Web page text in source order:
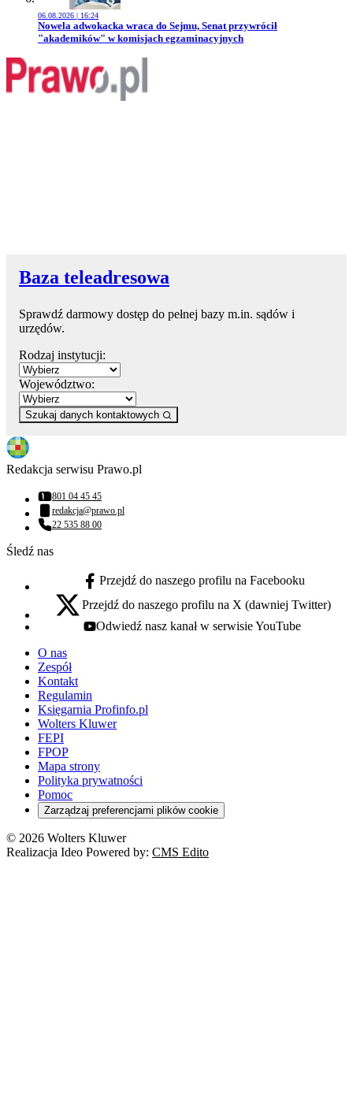
06.08.2026 | 16:24
Przejdź do artykułu:
Nowela adwokacka wraca do Sejmu, Senat przywrócił
"akademików" w komisjach egzaminacyjnych
Baza teleadresowa
Sprawdź darmowy dostęp do pełnej bazy m.in. sądów i
urzędów.
Rodzaj instytucji:
Województwo:
Szukaj danych kontaktowych
Redakcja serwisu Prawo.pl
Numer telefonu:
801 04 45 45
Adres email:
redakcja@prawo.pl
Numer telefonu:
22 535 88 00
Śledź nas
facebook - otwiera się w nowej karcie
Przejdź do naszego profilu na Facebooku
x - otwiera się w nowej karcie
Przejdź do naszego profilu na X (dawniej Twitter)
youtube - otwiera się w nowej karcie
Odwiedź nasz kanał w serwisie YouTube
O nas
Zespół
Kontakt
Regulamin
Księgarnia Profinfo.pl
Wolters Kluwer
FEPI
FPOP
Mapa strony
Polityka prywatności
Pomoc
Zarządzaj preferencjami plików cookie
© 2026 Wolters Kluwer
Realizacja Ideo Powered by: CMS Edito